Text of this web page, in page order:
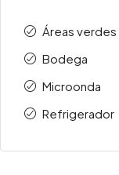
Áreas verdes
Bodega
Microonda
Refrigerador